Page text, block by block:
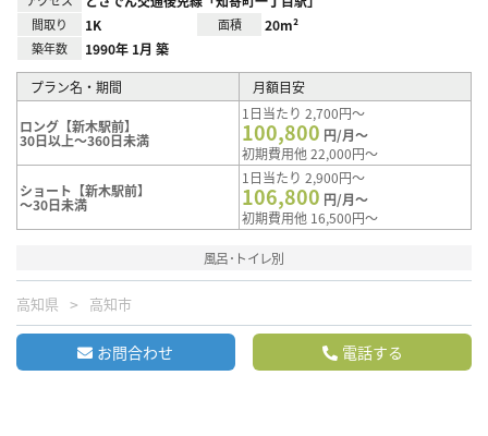
間取り 1K 面積 20m²
築年数 1990年 1月 築
プラン名・期間 月額目安
ロング【新木駅前】
30日以上～360日未満
1日当たり 2,700円～
100,800 円/月～
初期費用他 22,000円～
ショート【新木駅前】
～30日未満
1日当たり 2,900円～
106,800 円/月～
初期費用他 16,500円～
風呂･トイレ別
高知県 高知市
お問合わせ 電話する